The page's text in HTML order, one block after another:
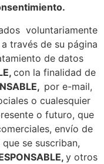
voluntariamente
a través de su página
de datos
con la finalidad de
por e-mail,
o cualesquier
o futuro, que
envío de
se suscriban,
y otros